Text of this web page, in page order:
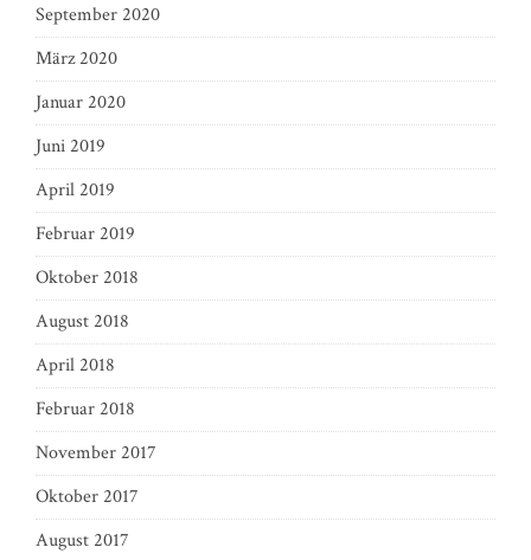
September 2020
März 2020
Januar 2020
Juni 2019
April 2019
Februar 2019
Oktober 2018
August 2018
April 2018
Februar 2018
November 2017
Oktober 2017
August 2017